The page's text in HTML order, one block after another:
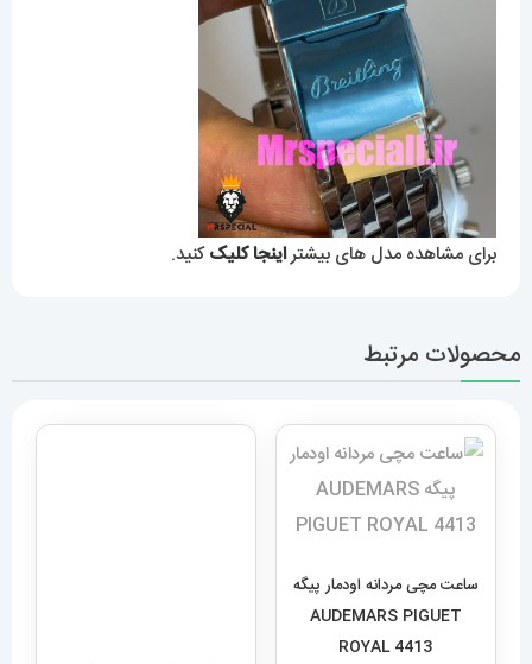
برای مشاهده مدل های بیشتراینجا کلیککنید.
محصولات مرتبط
ساعت مچی مردانه اودمار پیگه
AUDEMARS PIGUET
ROYAL 4413